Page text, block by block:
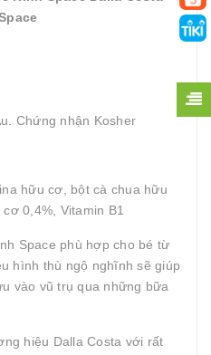
Chứng nhận Kosher
hữu cơ, bột cà chua hữu
0,4%, Vitamin B1
Space phù hợp cho bé từ
hình thù ngộ nghĩnh sẽ giúp
vào vũ trụ qua những bữa
hiệu Dalla Costa với rất